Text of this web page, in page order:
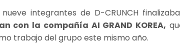
integrantes de D-CRUNCH
con la compañía AI GRAND KOREA,
trabajo del grupo este mismo año.